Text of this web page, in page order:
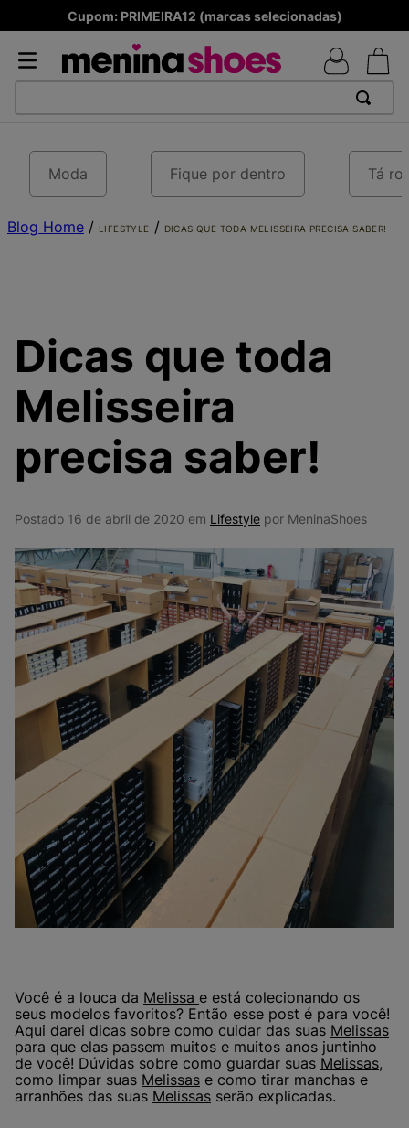
Produtos Originais
Moda Fique por dentro Tá
Blog Home / LIFESTYLE / DICAS QUE TODA MELISSEIRA PRECISA SABER!
Dicas que toda
Melisseira
precisa saber!
Postado 16 de abril de 2020 em Lifestyle por MeninaShoes
Você é a louca da Melissa e está colecionando os
seus modelos favoritos? Então esse post é para você!
Aqui darei dicas sobre como cuidar das suas Melissas
para que elas passem muitos e muitos anos juntinho
de você! Dúvidas sobre como guardar suas Melissas,
como limpar suas Melissas e como tirar manchas e
arranhões das suas Melissas serão explicadas.
2º
MELISSAS MINI BABY
3
ADIDAS
7 º
SAMBA
VEJA COUNTRY
9º
VANS TÊNIS VANS ULTRARANGE
10 º NEW 530